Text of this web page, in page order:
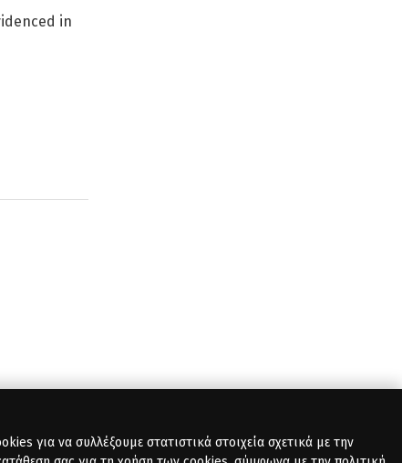
για να συλλέξουμε στατιστικά στοιχεία σχετικά με την
in